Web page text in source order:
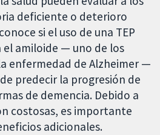
deficiente o deterioro
si el uso de una TEP
amiloide — uno de los
enfermedad de Alzheimer —
predecir la progresión de
de demencia. Debido a
costosas, es importante
adicionales.